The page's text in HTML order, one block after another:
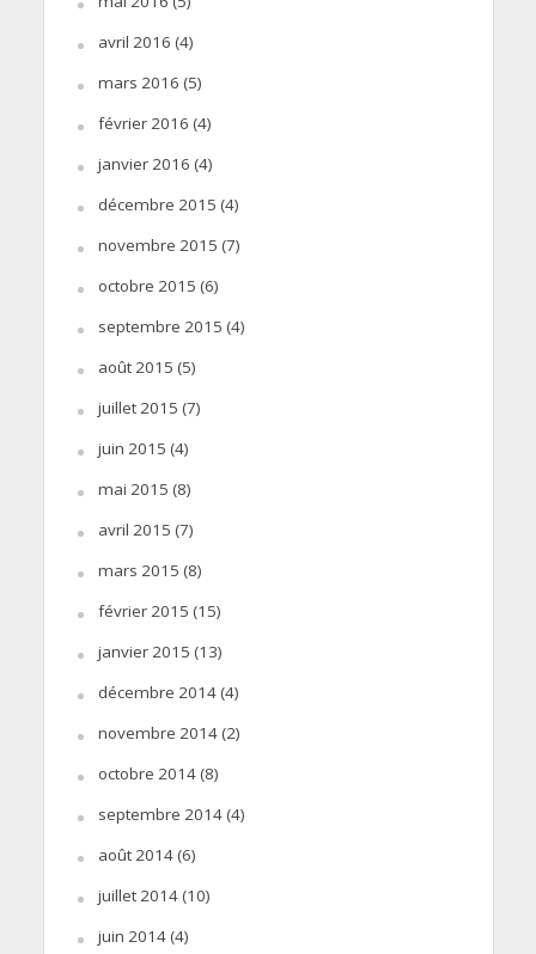
avril 2016 (4)
mars 2016 (5)
février 2016 (4)
janvier 2016 (4)
décembre 2015 (4)
novembre 2015 (7)
octobre 2015 (6)
septembre 2015 (4)
août 2015 (5)
juillet 2015 (7)
juin 2015 (4)
mai 2015 (8)
avril 2015 (7)
mars 2015 (8)
février 2015 (15)
janvier 2015 (13)
décembre 2014(4)
novembre 2014(2)
octobre 2014(8)
septembre 2014(4)
août 2014(6)
juillet 2014(10)
juin 2014(4)